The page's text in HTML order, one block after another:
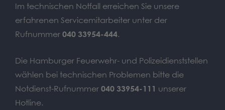
Im technischen Notfall erreichen Sie unsere
erfahrenen Servicemitarbeiter unter der
Rufnummer 040 33954-444.
Die Hamburger Feuerwehr- und Polizeidienststellen
wählen bei technischen Problemen bitte die
Notdienst-Rufnummer 040 33954-111 unserer
Hotline.